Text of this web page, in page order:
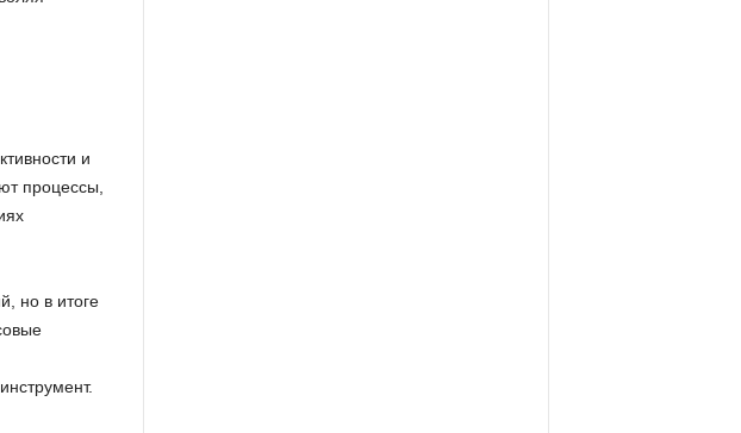
и
процессы,
но в итоге